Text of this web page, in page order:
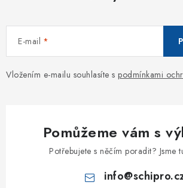
E-mail
Vložením e-mailu souhlasíte s podmínkami
Pomůžeme vám s
Potřebujete s něčím poradit? Jsme
info@